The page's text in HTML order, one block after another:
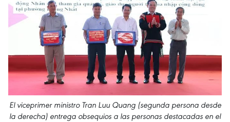
El viceprimer ministro Tran Luu Quang (segunda persona desde
la derecha) entrega obsequios a las personas destacadas en el